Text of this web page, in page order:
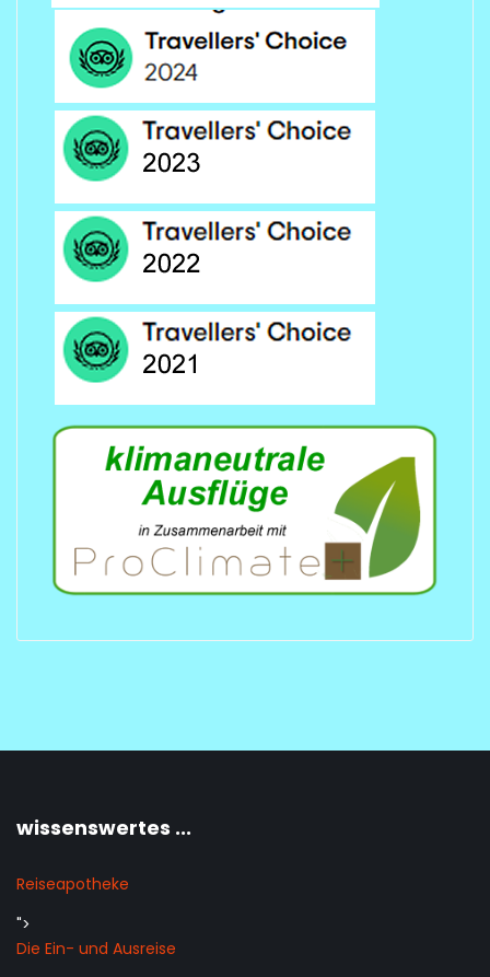
wissenswertes ...
Reiseapotheke
">
Die Ein- und Ausreise